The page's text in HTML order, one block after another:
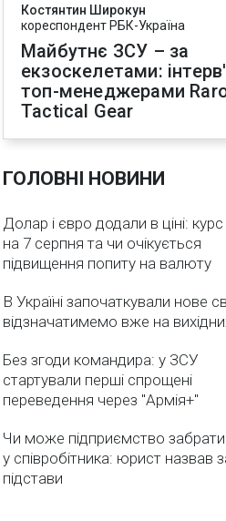
Костянтин Широкун
кореспондент РБК-Україна
Майбутнє ЗСУ – за
екзоскелетами:
топ-менеджерами
Tactical Gear
ГОЛОВНІ НОВИНИ
Долар і євро додали в ціні:
на 7 серпня та чи очікується
підвищення попиту на валюту
В Україні започаткували нове
відзначатимемо вже на
Без згоди командира: у ЗСУ
стартували перші спрощені
переведення через "Армія+"
Чи може підприємство
у співробітника: юрист назвав
підстави